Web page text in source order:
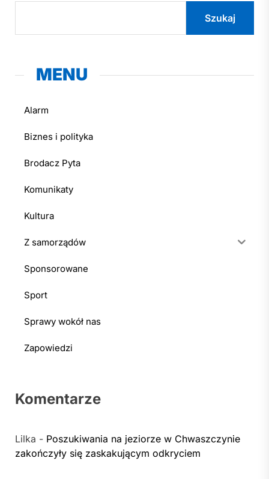
Szukaj
MENU
Alarm
Biznes i polityka
Brodacz Pyta
Komunikaty
Kultura
Z samorządów
Sponsorowane
Sport
Sprawy wokół nas
Zapowiedzi
Komentarze
Lilka - Poszukiwania na jeziorze w Chwaszczynie
zakończyły się zaskakującym odkryciem